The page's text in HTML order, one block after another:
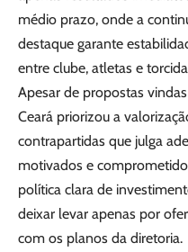
médio prazo, onde a
destaque garante
entre clube, atletas e
Apesar de propostas
Ceará priorizou a
contrapartidas que julga
motivados e
política clara de
deixar levar apenas por
com os planos da diretoria.